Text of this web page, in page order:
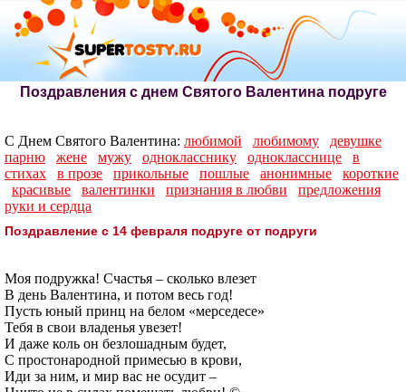
Поздравления с днем Святого Валентина подруге
С Днем Святого Валентина: любимой любимому
девушке
парню
жене мужу однокласснику однокласснице
в
стихах
в прозе прикольные пошлые анонимные
короткие
красивые
валентинки признания в любви
предложения
руки и сердца
Поздравление с 14 февраля подруге от подруги
Моя подружка! Счастья – сколько влезет
В день Валентина, и потом весь год!
Пусть юный принц на белом «мерседесе»
Тебя в свои владенья увезет!
И даже коль он безлошадным будет,
С простонародной примесью в крови,
Иди за ним, и мир вас не осудит –